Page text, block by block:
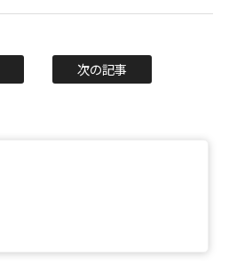
次の記事